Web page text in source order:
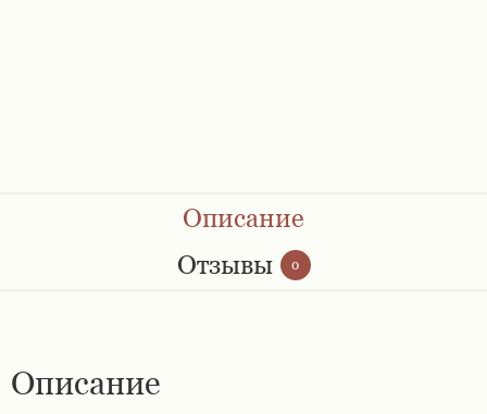
Ремешки 36 мм
Мужские ремешки
Описание
Отзывы
0
Описание